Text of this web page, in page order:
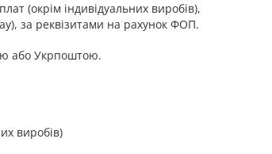
(окрім індивідуальних виробів),
за реквізитами на рахунок ФОП.
або Укрпоштою.
виробів)